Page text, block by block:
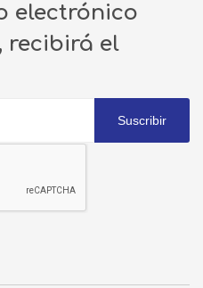
electrónico
recibirá el
Suscribir